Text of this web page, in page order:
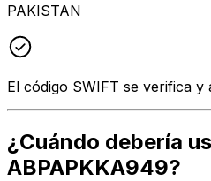
PAKISTAN
El código SWIFT se verifica y
¿Cuándo debería
ABPAPKKA949?